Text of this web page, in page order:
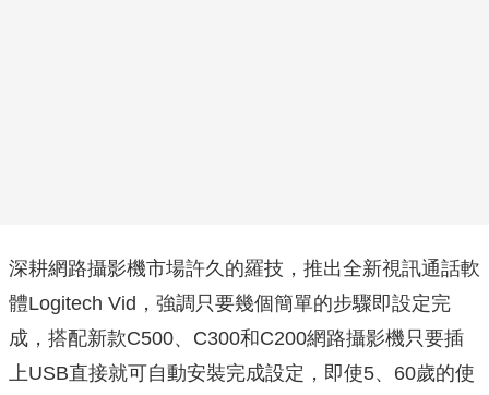
深耕網路攝影機市場許久的羅技，推出全新視訊通話軟
體Logitech Vid，強調只要幾個簡單的步驟即設定完
成，搭配新款C500、C300和C200網路攝影機只要插
上USB直接就可自動安裝完成設定，即使5、60歲的使